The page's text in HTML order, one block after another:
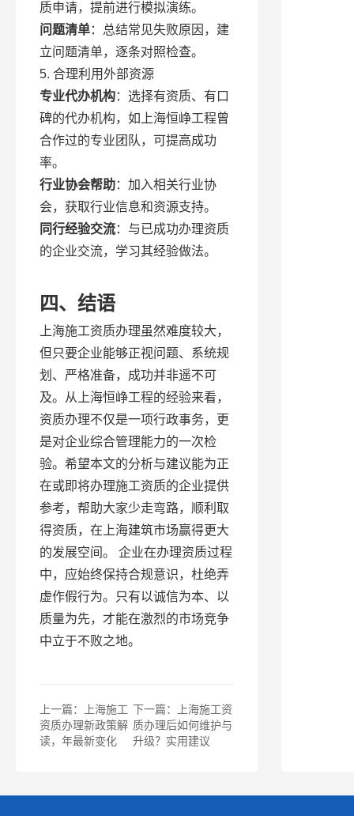
质申请，提前进行模拟演练。
问题清单：总结常见失败原因，建
立问题清单，逐条对照检查。
5. 合理利用外部资源
专业代办机构：选择有资质、有口
碑的代办机构，如上海恒峥工程曾
合作过的专业团队，可提高成功
率。
行业协会帮助：加入相关行业协
会，获取行业信息和资源支持。
同行经验交流：与已成功办理资质
的企业交流，学习其经验做法。
四、结语
上海施工资质办理虽然难度较大，
但只要企业能够正视问题、系统规
划、严格准备，成功并非遥不可
及。从上海恒峥工程的经验来看，
资质办理不仅是一项行政事务，更
是对企业综合管理能力的一次检
验。希望本文的分析与建议能为正
在或即将办理施工资质的企业提供
参考，帮助大家少走弯路，顺利取
得资质，在上海建筑市场赢得更大
的发展空间。 企业在办理资质过程
中，应始终保持合规意识，杜绝弄
虚作假行为。只有以诚信为本、以
质量为先，才能在激烈的市场竞争
中立于不败之地。
上一篇：上海施工
资质办理新政策解
读，年最新变化
下一篇：上海施工资
质办理后如何维护与
升级？实用建议